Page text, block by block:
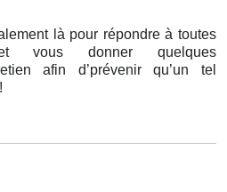
là pour répondre à toutes
vous donner quelques
afin d’prévenir qu’un tel